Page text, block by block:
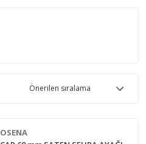
OSENA